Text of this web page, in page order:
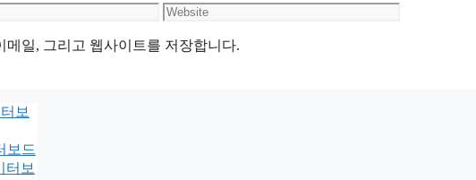
Website
일, 그리고 웹사이트를 저장합니다.
보
보드
터보